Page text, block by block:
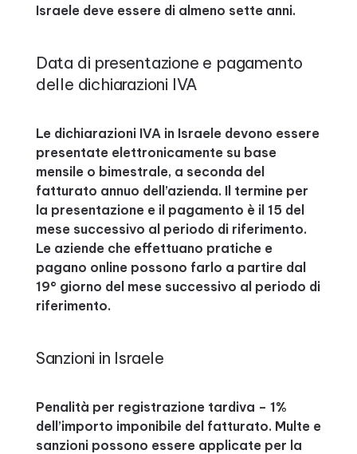
Israele deve essere di almeno sette anni.
Data di presentazione e pagamento
delle dichiarazioni IVA
Le dichiarazioni IVA in Israele devono essere
presentate elettronicamente su base
mensile o bimestrale, a seconda del
fatturato annuo dell’azienda. Il termine per
la presentazione e il pagamento è il 15 del
mese successivo al periodo di riferimento.
Le aziende che effettuano pratiche e
pagano online possono farlo a partire dal
19° giorno del mese successivo al periodo di
riferimento.
Sanzioni in Israele
Penalità per registrazione tardiva – 1%
dell’importo imponibile del fatturato. Multe e
sanzioni possono essere applicate per la